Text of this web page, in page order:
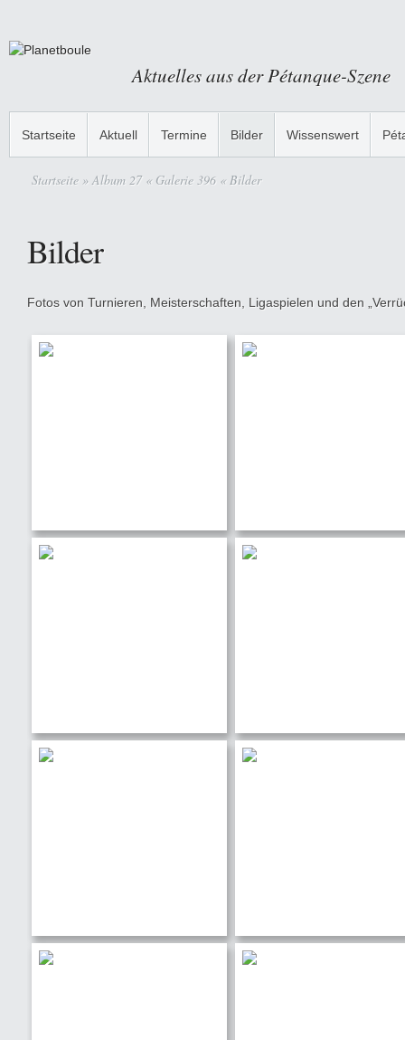
Aktuelles aus der Pétanque-Szene
Startseite Aktuell Termine Bilder Wissenswert
Startseite » Album 27 « Galerie 396 « Bilder
Bilder
Fotos von Turnieren, Meisterschaften, Ligaspielen und den